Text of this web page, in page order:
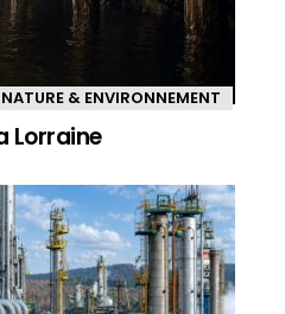
NATURE & ENVIRONNEMENT
Lorraine